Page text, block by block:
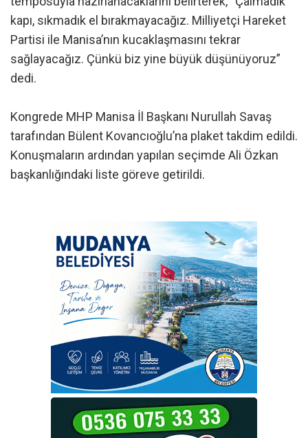
kapı, sıkmadık el bırakmayacağız. Milliyetçi Hareket
Partisi ile Manisa’nın kucaklaşmasını tekrar
sağlayacağız. Çünkü biz yine büyük düşünüyoruz”
dedi.
Kongrede MHP Manisa İl Başkanı Nurullah Savaş
tarafından Bülent Kovancıoğlu’na plaket takdim edildi.
Konuşmaların ardından yapılan seçimde Ali Özkan
başkanlığındaki liste göreve getirildi.